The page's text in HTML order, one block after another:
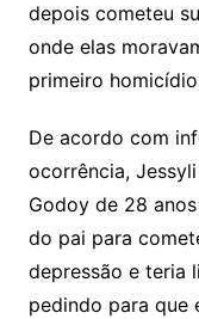
depois cometeu
onde elas
primeiro
De acordo com
ocorrência,
Godoy de 28
do pai para
depressão e teria
pedindo para que